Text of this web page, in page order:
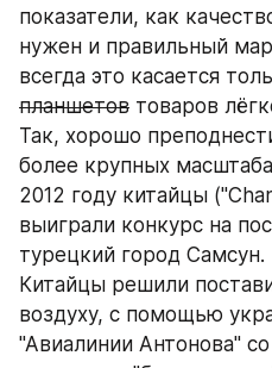
показатели, как
нужен и правильный
всегда это касается
планшетов товаров
Так, хорошо
более крупных
2012 году китайцы
выиграли конкурс на
турецкий город Самсун.
Китайцы решили
воздуху, с помощью
"Авиалинии Антонова"